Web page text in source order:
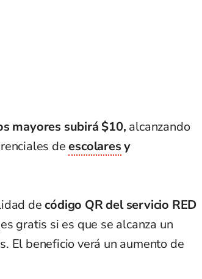
mayores subirá $10, alcanzando
deescolaresy
decódigo QR del servicio RED
gratis si es que se alcanza un
El beneficio verá un aumento de